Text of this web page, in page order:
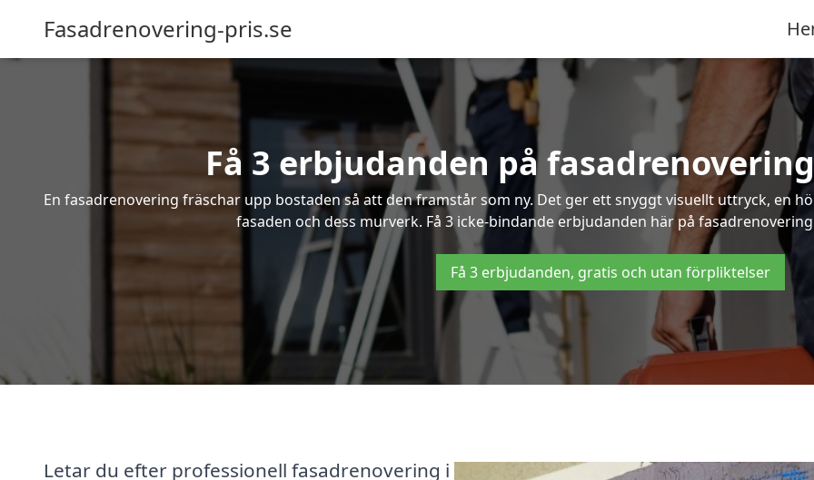
Fasadrenovering-pris.se
Få 3 erbjudanden på
En fasadrenovering fräschar upp bostaden så att den framstår som ny. Det ger ett snyggt visuellt uttryck, en
fasaden och dess murverk. Få 3 icke-bindande erbjudanden här på
Få 3 erbjudanden, gratis och utan förpliktelser
Letar du efter professionell fasadrenovering i